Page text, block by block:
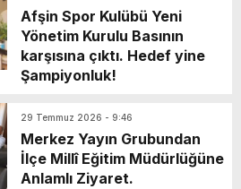
Afşin Spor Kulübü Yeni
Yönetim Kurulu Basının
karşısına çıktı. Hedef yine
Şampiyonluk!
29 Temmuz 2026 - 9:46
Merkez Yayın Grubundan
İlçe Millî Eğitim Müdürlüğüne
Anlamlı Ziyaret.